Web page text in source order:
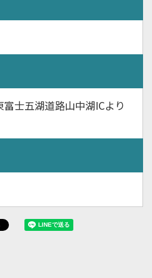
士五湖道路山中湖ICより